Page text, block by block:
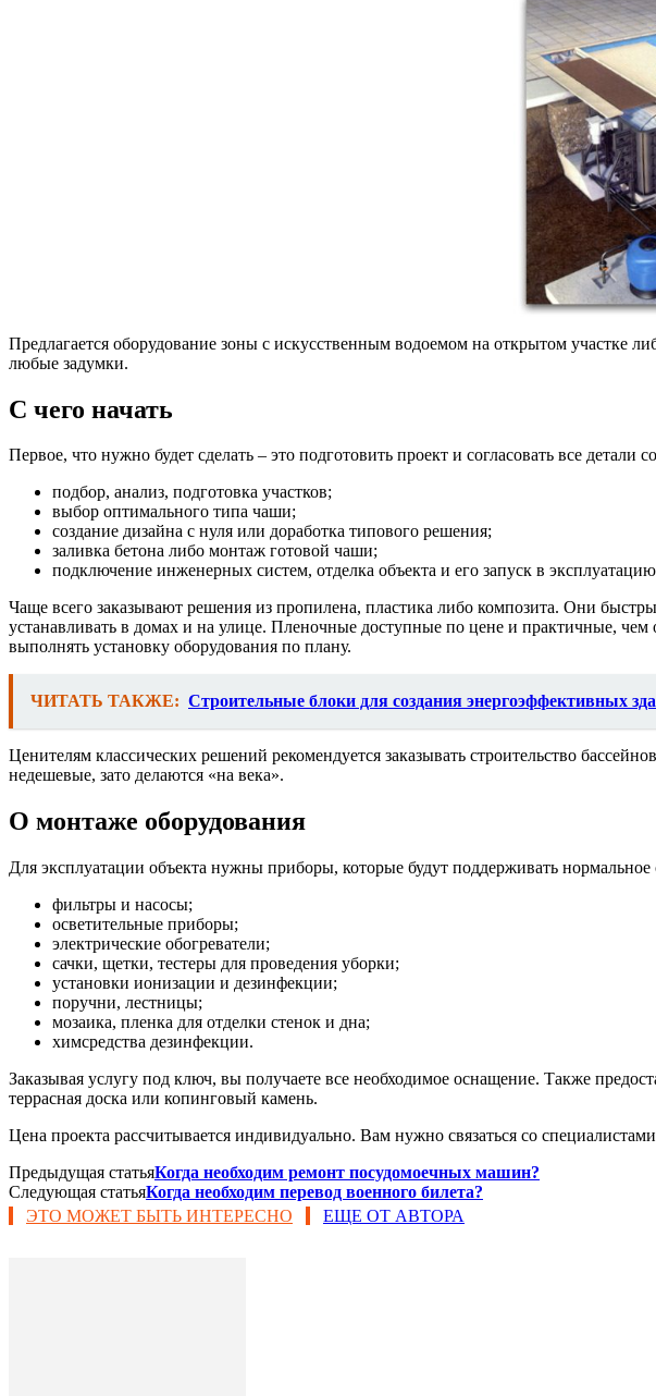
Предлагается оборудование зоны с искусственным водоемом на открытом участке
любые задумки.
С чего начать
Первое, что нужно будет сделать – это подготовить проект и согласовать все детали
подбор, анализ, подготовка участков;
выбор оптимального типа чаши;
создание дизайна с нуля или доработка типового решения;
заливка бетона либо монтаж готовой чаши;
подключение инженерных систем, отделка объекта и его запуск в
Чаще всего заказывают решения из пропилена, пластика либо композита. Они
устанавливать в домах и на улице. Пленочные доступные по цене и практичные,
выполнять установку оборудования по плану.
ЧИТАТЬ ТАКЖЕ: Строительные блоки для создания энергоэффективных
Ценителям классических решений рекомендуется заказывать строительство бассейнов
недешевые, зато делаются «на века».
О монтаже оборудования
Для эксплуатации объекта нужны приборы, которые будут поддерживать
фильтры и насосы;
осветительные приборы;
электрические обогреватели;
сачки, щетки, тестеры для проведения уборки;
установки ионизации и дезинфекции;
поручни, лестницы;
мозаика, пленка для отделки стенок и дна;
химсредства дезинфекции.
Заказывая услугу под ключ, вы получаете все необходимое оснащение. Также
террасная доска или копинговый камень.
Цена проекта рассчитывается индивидуально. Вам нужно связаться со
Предыдущая статьяКогда необходим ремонт посудомоечных машин?
Следующая статьяКогда необходим перевод военного билета?
ЭТО МОЖЕТ БЫТЬ ИНТЕРЕСНО
ЕЩЕ ОТ АВТОРА